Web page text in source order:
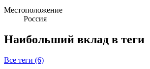
Местоположение
Россия
Наибольший вклад в теги
Все теги (6)